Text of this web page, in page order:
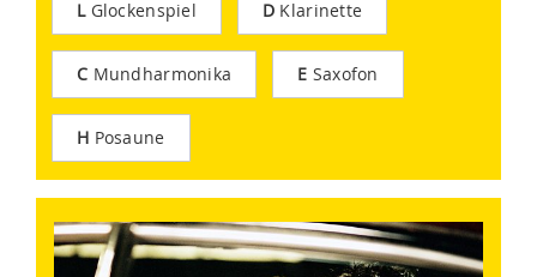
L Glockenspiel D Klarinette
C Mundharmonika E Saxofon
H Posaune